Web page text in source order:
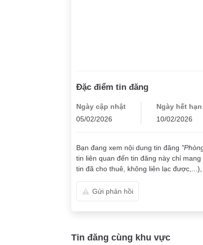
Đặc điểm tin đăng
Ngày cập nhật
05/02/2026
Ngày hết hạn
10/02/2026
Bạn đang xem nội dung tin đăng
tin liên quan đến tin đăng này chỉ
tin đã cho thuê, không liên lạc
Gửi phản hồi
Tin đăng cùng khu vực